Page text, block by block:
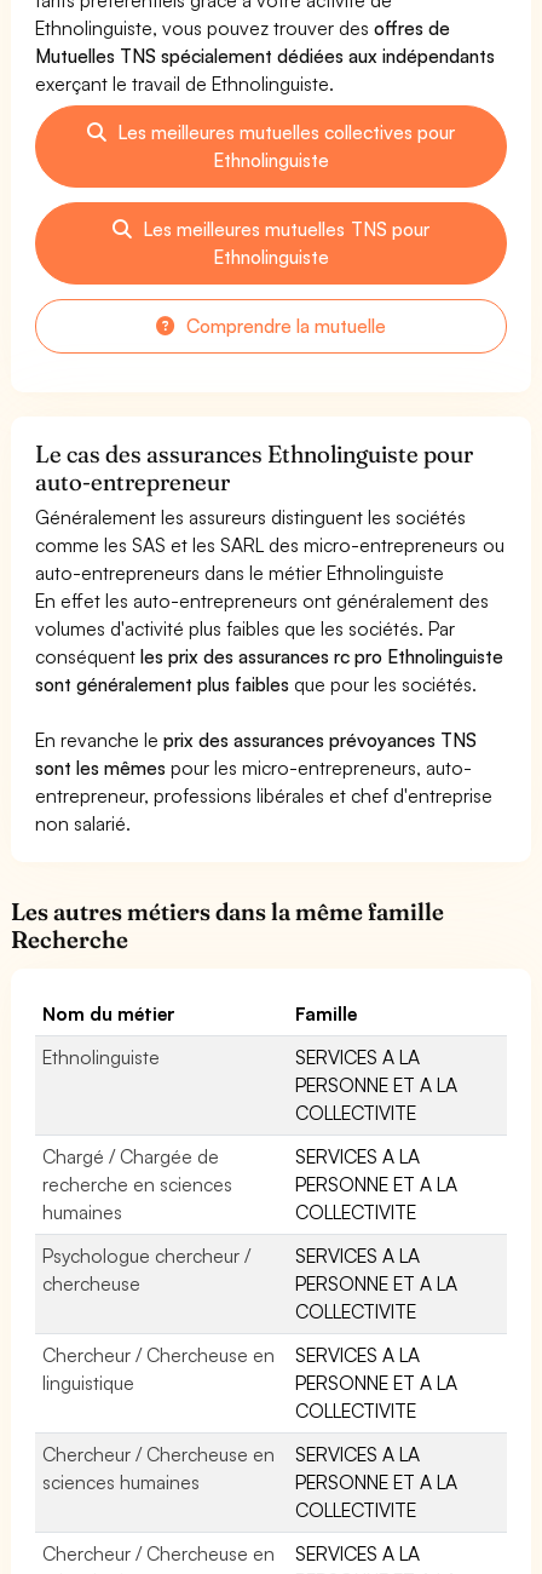
Ethnolinguiste, vous pouvez trouver desoffres de
Mutuelles TNS spécialement dédiées aux indépendants
exerçant le travail de Ethnolinguiste.
Les meilleures mutuelles collectives pour
Ethnolinguiste
Les meilleures mutuelles TNS pour
Ethnolinguiste
Comprendre la mutuelle
Le cas des assurances Ethnolinguiste pour
auto-entrepreneur
Généralement les assureurs distinguent les sociétés
comme les SAS et les SARL des micro-entrepreneurs ou
auto-entrepreneurs dans le métier Ethnolinguiste
En effet les auto-entrepreneurs ont généralement des
volumes d'activité plus faibles que les sociétés. Par
conséquentles prix des assurances rc pro Ethnolinguiste
sont généralement plus faibles que pour les sociétés.
En revanche leprix des assurances prévoyances TNS
sont les mêmes pour les micro-entrepreneurs, auto-
entrepreneur, professions libérales et chef d'entreprise
non salarié.
Les autres métiers dans la même famille
Recherche
Nom du métier
Famille
Ethnolinguiste
SERVICES A LA
PERSONNE ET A LA
COLLECTIVITE
Chargé / Chargée de
recherche en sciences
humaines
SERVICES A LA
PERSONNE ET A LA
COLLECTIVITE
Psychologue chercheur /
chercheuse
SERVICES A LA
PERSONNE ET A LA
COLLECTIVITE
Chercheur / Chercheuse en
linguistique
SERVICES A LA
PERSONNE ET A LA
COLLECTIVITE
Chercheur / Chercheuse en
sciences humaines
SERVICES A LA
PERSONNE ET A LA
COLLECTIVITE
Chercheur / Chercheuse en
SERVICES A LA